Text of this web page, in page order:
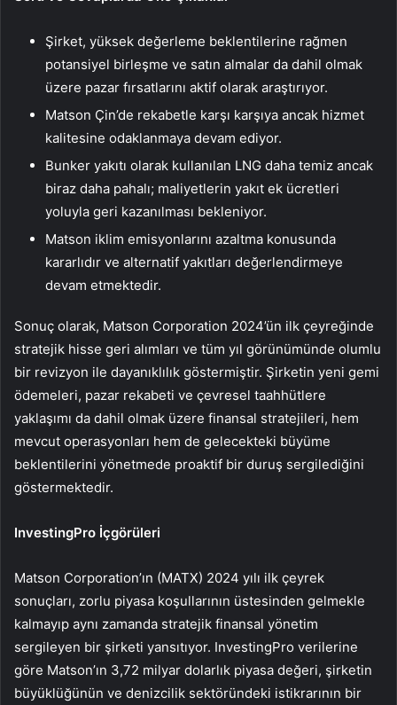
Şirket, yüksek değerleme beklentilerine rağmen
potansiyel birleşme ve satın almalar da dahil olmak
üzere pazar fırsatlarını aktif olarak araştırıyor.
Matson Çin’de rekabetle karşı karşıya ancak hizmet
kalitesine odaklanmaya devam ediyor.
Bunker yakıtı olarak kullanılan LNG daha temiz ancak
biraz daha pahalı; maliyetlerin yakıt ek ücretleri
yoluyla geri kazanılması bekleniyor.
Matson iklim emisyonlarını azaltma konusunda
kararlıdır ve alternatif yakıtları değerlendirmeye
devam etmektedir.
Sonuç olarak, Matson Corporation 2024’ün ilk çeyreğinde
stratejik hisse geri alımları ve tüm yıl görünümünde olumlu
bir revizyon ile dayanıklılık göstermiştir. Şirketin yeni gemi
ödemeleri, pazar rekabeti ve çevresel taahhütlere
yaklaşımı da dahil olmak üzere finansal stratejileri, hem
mevcut operasyonları hem de gelecekteki büyüme
beklentilerini yönetmede proaktif bir duruş sergilediğini
göstermektedir.
InvestingPro İçgörüleri
Matson Corporation’ın (MATX) 2024 yılı ilk çeyrek
sonuçları, zorlu piyasa koşullarının üstesinden gelmekle
kalmayıp aynı zamanda stratejik finansal yönetim
sergileyen bir şirketi yansıtıyor. InvestingPro verilerine
göre Matson’ın 3,72 milyar dolarlık piyasa değeri, şirketin
büyüklüğünün ve denizcilik sektöründeki istikrarının bir